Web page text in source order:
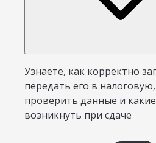
Узнаете, как корректно
передать его в
проверить данные и
возникнуть при сдаче